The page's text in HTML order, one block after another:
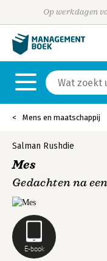
Op werkdagen
Mens en maatschappij
E-book
Salman Rushdie
Mes
Gedachten na